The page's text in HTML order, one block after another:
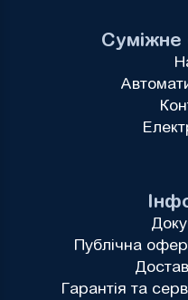
Публічна
Гарантія та
Суміжне